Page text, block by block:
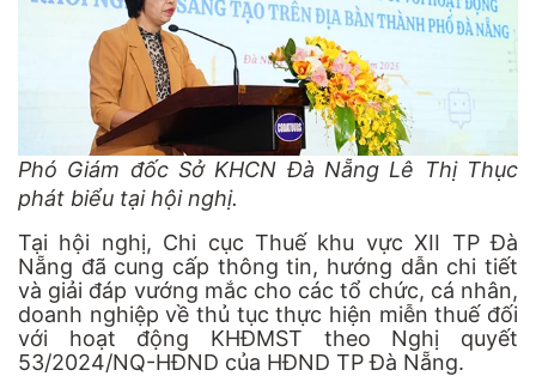
Phó Giám đốc Sở KHCN Đà Nẵng Lê Thị Thục
phát biểu tại hội nghị.
Tại hội nghị, Chi cục Thuế khu vực XII TP Đà
Nẵng đã cung cấp thông tin, hướng dẫn chi tiết
và giải đáp vướng mắc cho các tổ chức, cá nhân,
doanh nghiệp về thủ tục thực hiện miễn thuế đối
với hoạt động KHĐMST theo Nghị quyết
53/2024/NQ-HĐND của HĐND TP Đà Nẵng.